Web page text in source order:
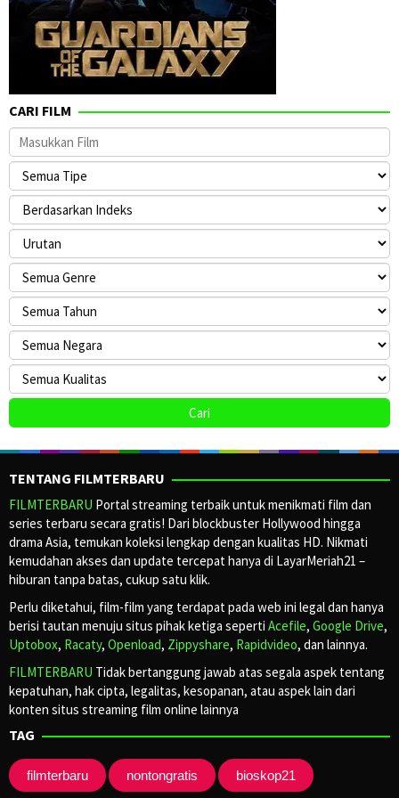
CARI FILM
TENTANG FILMTERBARU
FILMTERBARU Portal streaming terbaik untuk menikmati film dan
series terbaru secara gratis! Dari blockbuster Hollywood hingga
drama Asia, temukan koleksi lengkap dengan kualitas HD. Nikmati
kemudahan akses dan update tercepat hanya di LayarMeriah21 –
hiburan tanpa batas, cukup satu klik.
Perlu diketahui, film-film yang terdapat pada web ini legal dan hanya
berisi tautan menuju situs pihak ketiga seperti Acefile, Google Drive,
Uptobox, Racaty, Openload, Zippyshare, Rapidvideo, dan lainnya.
FILMTERBARU Tidak bertanggung jawab atas segala aspek tentang
kepatuhan, hak cipta, legalitas, kesopanan, atau aspek lain dari
konten situs streaming film online lainnya
TAG
filmterbaru nontongratis bioskop21